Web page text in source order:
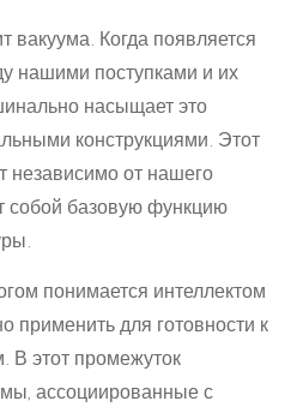
вакуума. Когда появляется
нашими поступками и их
насыщает это
конструкциями. Этот
независимо от нашего
собой базовую функцию
понимается интеллектом
применить для готовности к
В этот промежуток
ассоциированные с